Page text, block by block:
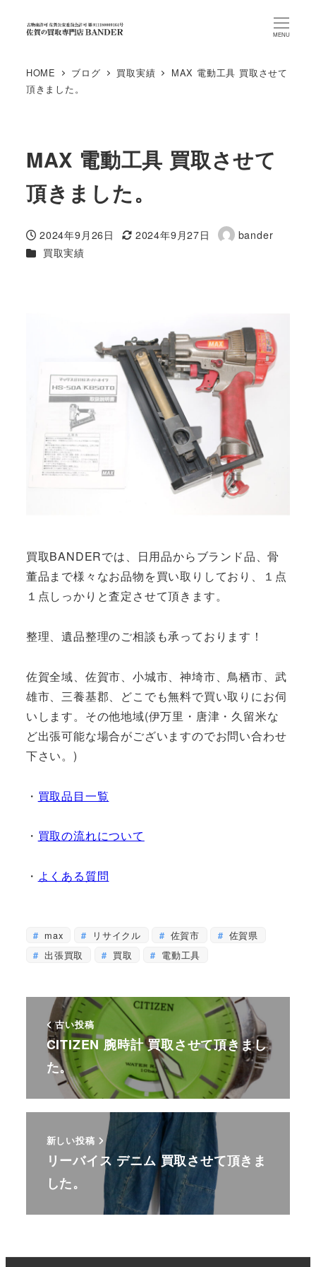
MENU
HOME ブログ 買取実績
MAX 電動工具 買取させて
頂きました。
MAX 電動工具 買取させて
頂きました。
投稿日
2024年9月26日
更新日
2024年9月27日
著
bander
カテゴリー
買取実績
買取BANDERでは、日用品からブランド品、骨
董品まで様々なお品物を買い取りしており、１点
１点しっかりと査定させて頂きます。
整理、遺品整理のご相談も承っております！
佐賀全域、佐賀市、小城市、神埼市、鳥栖市、武
雄市、三養基郡、どこでも無料で買い取りにお伺
いします。その他地域(伊万里・唐津・久留米な
ど出張可能な場合がございますのでお問い合わせ
下さい。)
・ 買取品目一覧
・ 買取の流れについて
・ よくある質問
max リサイクル 佐賀市
佐賀県
出張買取
買取 電動工具
古い投稿
CITIZEN 腕時計 買取させて頂きまし
た。
新しい投稿
リーバイス デニム 買取させて頂きま
した。